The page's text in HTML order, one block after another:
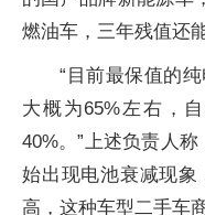
燃油车，三年残值还
“目前最保值的
大概为65%左右，
40%。”上述负责人
始出现电池衰减现
高，这种车型二手车